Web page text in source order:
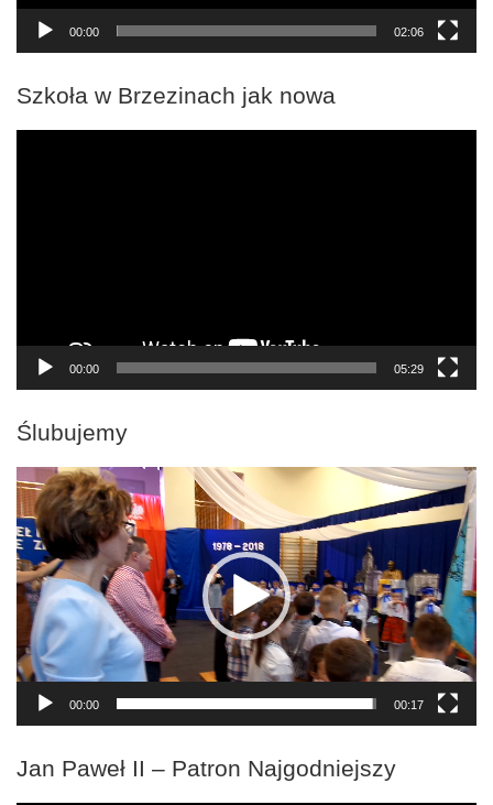
00:00 02:06
Szkoła w Brzezinach jak nowa
00:00 05:29
Ślubujemy
Odtwarzacz
video
00:00 00:17
Jan Paweł II – Patron Najgodniejszy